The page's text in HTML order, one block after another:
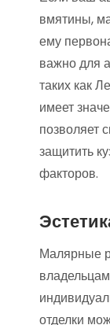
вмятины,
ему
важно для
таких как
имеет
позволяет
защитить
факторов.
Малярные
отделки